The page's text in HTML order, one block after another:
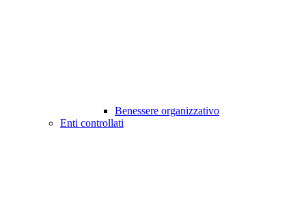
Benessere organizzativo
Enti controllati